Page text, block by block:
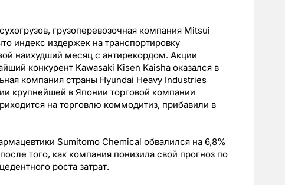
грузоперевозочная компания Mitsui
индекс издержек на транспортировку
наихудший месяц с антирекордом. Акции
конкурент Kawasaki Kisen Kaisha оказался в
компания страны Hyundai Heavy Industries
крупнейшей в Японии торговой компании
на торговлю коммодитиз, прибавили в
Sumitomo Chemical обвалился на 6,8%
того, как компания понизила свой прогноз по
роста затрат.